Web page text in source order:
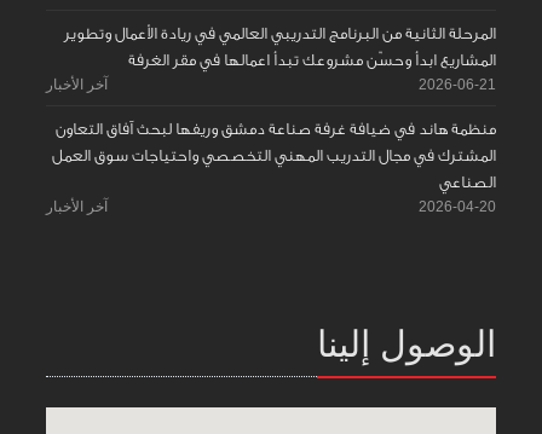
المرحلة الثانية من البرنامج التدريبي العالمي في ريادة الأعمال وتطوير
المشاريع ابدأ وحسّن مشروعك تبدأ اعمالها في مقر الغرفة
2026-06-21 آخر الأخبار
منظمة هاند في ضيافة غرفة صناعة دمشق وريفها لبحث آفاق التعاون
المشترك في مجال التدريب المهني التخصصي واحتياجات سوق العمل
الصناعي
2026-04-20 آخر الأخبار
الوصول إلينا